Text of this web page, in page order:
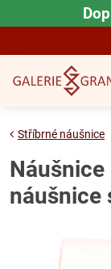
Stříbrné náušnice
náušnice